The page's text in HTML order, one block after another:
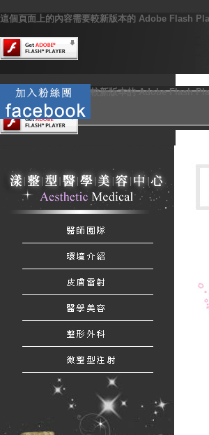
這個頁面上的內容需要較新版本的 Adobe Flash
這個頁面上的內容需要較新版本的 Adobe Flash